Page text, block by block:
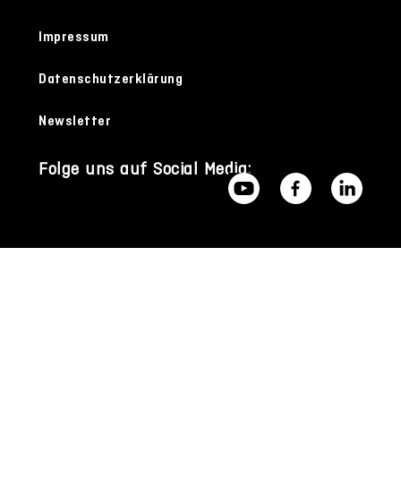
Impressum
Datenschutzerklärung
Newsletter
Folge uns auf Social Media: